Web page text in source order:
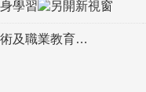
學習
及職業教育